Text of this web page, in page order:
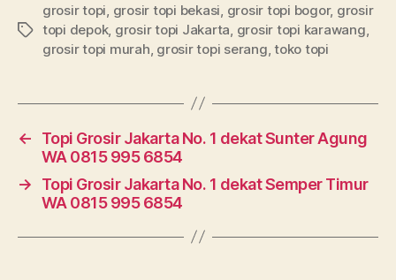
Tags
grosir topi grosir topi bekasi grosir topi bogor, grosir
topi depok, grosir topi Jakarta grosir topi karawang
grosir topi murah grosir topi serang ,toko topi
←
Topi Grosir Jakarta No. 1 dekat Sunter Agung
WA 0815 995 6854
→
Topi Grosir Jakarta No. 1 dekat Semper Timur
WA 0815 995 6854